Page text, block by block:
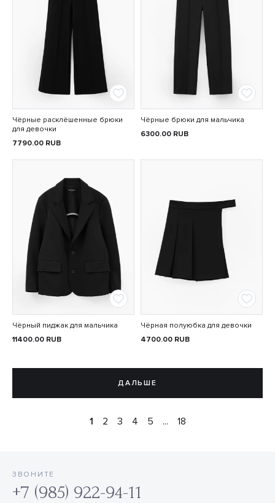
Чёрные расклёшенные брюки
для девочки
7790.00 RUB
Чёрные брюки для мальчика
6300.00 RUB
Чёрный пиджак для мальчика
11400.00 RUB
Чёрная полуюбка для девочки
4700.00 RUB
ДАЛЬШЕ
1 2 3 4 5 ... 18
ЗВОНИТЕ
+7 (985) 922-94-11